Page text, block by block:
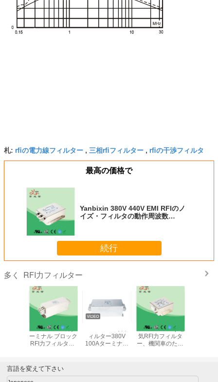
札: rfiの電力線フィルター , 三相rfiフィルター , rfiの干渉フィルタ
最高の価格で
Yanbixin 380V 440V EMI RFIのノ
イズ・フィルタの動作周波数
続行
多く RFI力フィルター
Yanbixin 50Aのタ
ーミナル ブロック
RFI力フィルター/
ィルター380V
100Aターミナル
Yanbixin 8 Amp電
気RFI力フィルタ
ー、機関車のため
言語を変えて下さい